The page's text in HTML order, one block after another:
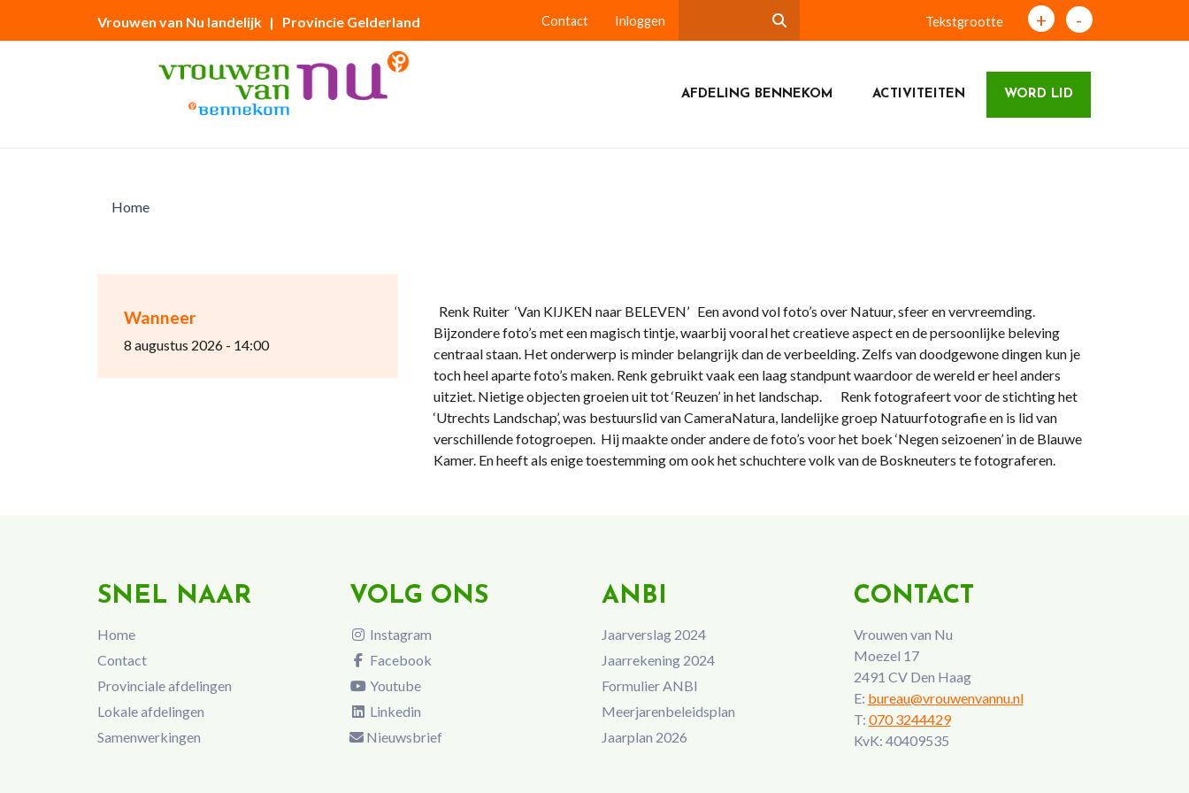
Vrouwen van Nu landelijk | Provincie Gelderland Contact Inloggen Tekstgrootte + -
AFDELING BENNEKOM ACTIVITEITEN WORD LID
Home
Wanneer
8 augustus 2026 - 14:00
Renk Ruiter ‘Van KIJKEN naar BELEVEN’ Een avond vol foto’s over Natuur, sfeer en vervreemding.
Bijzondere foto’s met een magisch tintje, waarbij vooral het creatieve aspect en de persoonlijke beleving
centraal staan. Het onderwerp is minder belangrijk dan de verbeelding. Zelfs van doodgewone dingen kun je
toch heel aparte foto’s maken. Renk gebruikt vaak een laag standpunt waardoor de wereld er heel anders
uitziet. Nietige objecten groeien uit tot ‘Reuzen’ in het landschap. Renk fotografeert voor de stichting het
‘Utrechts Landschap’, was bestuurslid van CameraNatura, landelijke groep Natuurfotografie en is lid van
verschillende fotogroepen. Hij maakte onder andere de foto’s voor het boek ‘Negen seizoenen’ in de Blauwe
Kamer. En heeft als enige toestemming om ook het schuchtere volk van de Boskneuters te fotograferen.
SNEL NAAR
Home
Contact
Provinciale afdelingen
Lokale afdelingen
Samenwerkingen
VOLG ONS
Instagram
Facebook
Youtube
Linkedin
Nieuwsbrief
ANBI
Jaarverslag 2024
Jaarrekening 2024
Formulier ANBI
Meerjarenbeleidsplan
Jaarplan 2026
CONTACT
Vrouwen van Nu
Moezel 17
2491 CV Den Haag
E: bureau@vrouwenvannu.nl
T: 070 3244429
KvK: 40409535